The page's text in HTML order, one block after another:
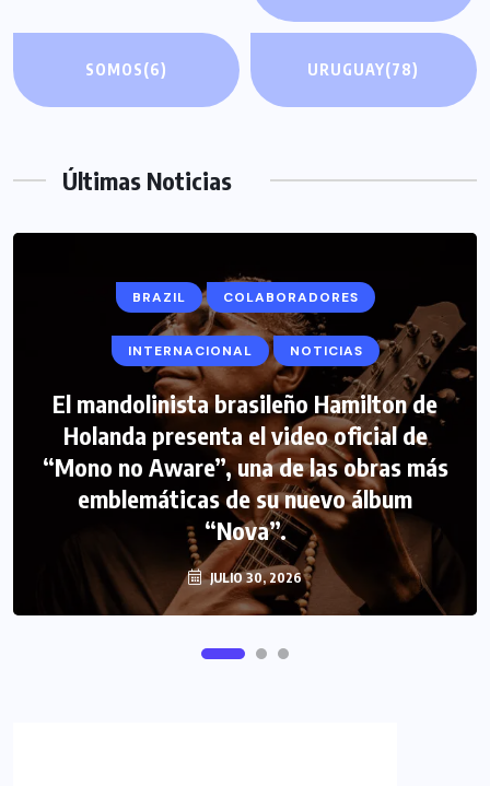
SOMOS(6) URUGUAY(78)
Últimas Noticias
BRAZIL COLABORADORES
INTERNACIONAL NOTICIAS
El mandolinista brasileño Hamilton de
Holanda presenta el video oficial de
“Mono no Aware”, una de las obras más
emblemáticas de su nuevo álbum
“Nova”.
JULIO 30, 2026
COLABORADORES INTERNACIONAL
NOTICIAS PERIODISMO TURISTICO
FIPETUR se solidariza con Venezuela
JUNIO 29, 2026